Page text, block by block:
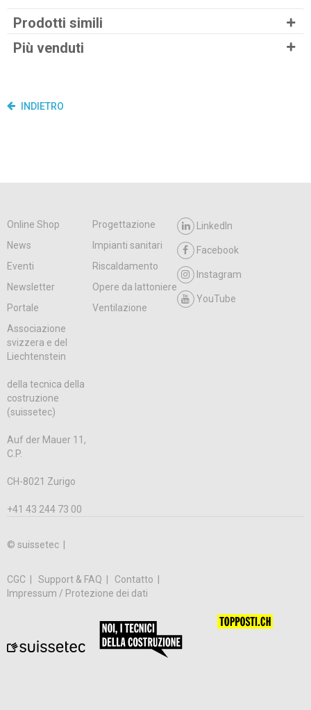
Prodotti simili
Più venduti
INDIETRO
Online Shop
Progettazione
News
Impianti sanitari
Eventi
Riscaldamento
Newsletter
Opere da lattoniere
Portale
Ventilazione
LinkedIn
Facebook
Instagram
YouTube
Associazione
svizzera e del
Liechtenstein
della tecnica della
costruzione
(suissetec)
Auf der Mauer 11,
C.P.
CH-8021 Zurigo
+41 43 244 73 00
© suissetec |
CGC Support & FAQ
Contatto
Impressum / Protezione dei dati